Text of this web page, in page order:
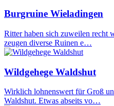
Burgruine Wieladingen
Ritter haben sich zuweilen recht
zeugen diverse Ruinen e…
Wildgehege Waldshut
Wirklich lohnenswert für Groß
Waldshut. Etwas abseits vo…